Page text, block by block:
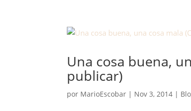
Una cosa buena,
publicar)
por MarioEscobar | Nov 3, 2014 |